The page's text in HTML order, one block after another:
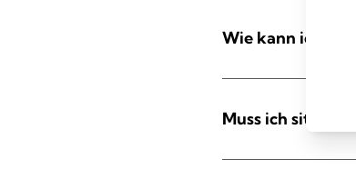
Wie kann ich die
Muss ich sitzen